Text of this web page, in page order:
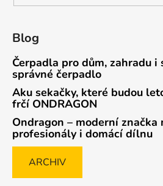
Blog
Čerpadla pro dům, zahradu
správné čerpadlo
Aku sekačky, které budou
frčí ONDRAGON
Ondragon – moderní značka
profesionály i domácí dílnu
ARCHIV